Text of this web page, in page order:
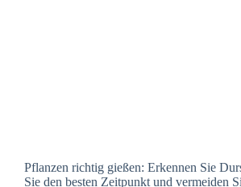
Pflanzen richtig gießen: Erkennen Sie
Sie den besten Zeitpunkt und vermeiden